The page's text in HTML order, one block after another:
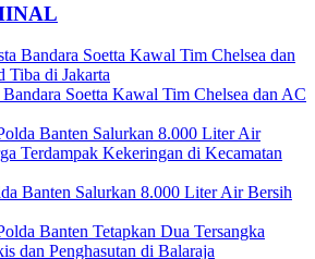
Bandara Soetta Kawal Tim Chelsea dan AC
Banten Salurkan 8.000 Liter Air Bersih